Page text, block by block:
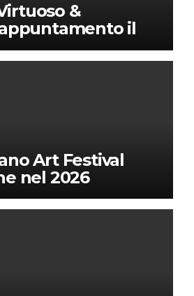
&
il
Blu con
Art Festival
nel 2026